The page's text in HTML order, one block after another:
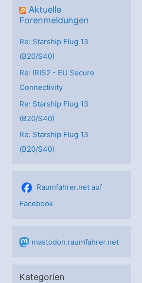
Aktuelle
Forenmeldungen
Re: Starship Flug 13
(B20/S40)
Re: IRIS2 - EU Secure
Connectivity
Re: Starship Flug 13
(B20/S40)
Re: Starship Flug 13
(B20/S40)
Raumfahrer.net auf
Facebook
mastodon.raumfahrer.net
Kategorien